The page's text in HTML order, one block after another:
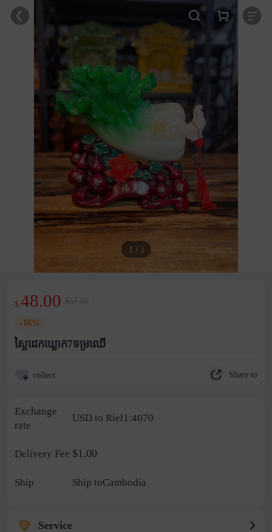
1 / 1
$ 48.00 $57.60
-16%
ស្ពៃដេកឃ្លោក7ទម្រឈើ
collect Share to
Exchange
rate
USD to Riel1:4070
Delivery Fee $1.00
Ship Ship toCambodia
Service